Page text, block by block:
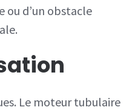
ou d’un obstacle
Le moteur tubulaire